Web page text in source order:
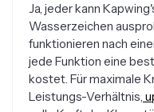
Ja, jeder kann
Wasserzeichen
funktionieren nach
jede Funktion eine
kostet. Für maximale
Leistungs-Verhältnis,